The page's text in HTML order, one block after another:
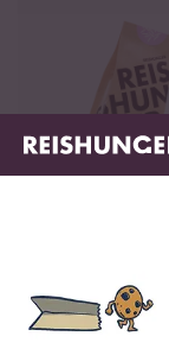
Bio Jasmin Reis
ab 5,99 €9,98 € / kg